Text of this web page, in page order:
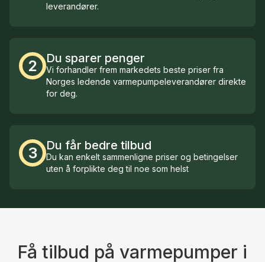
leverandører.
2 Du sparer penger
Vi forhandler frem markedets beste priser fra
Norges ledende varmepumpeleverandører direkte
for deg.
3 Du får bedre tilbud
Du kan enkelt sammenligne priser og betingelser
uten å forplikte deg til noe som helst
Få tilbud på varmepumper i